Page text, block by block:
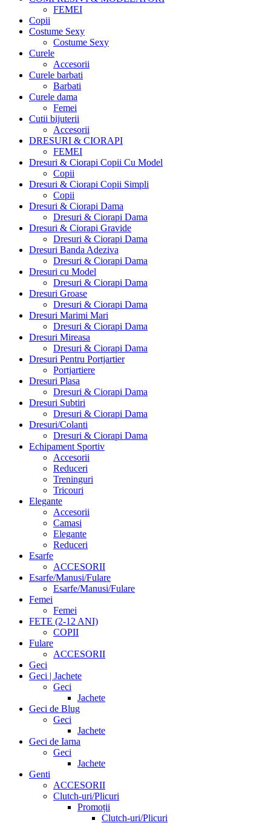
FEMEI
Copii
Costume Sexy
Costume Sexy
Curele
Accesorii
Curele barbati
Barbati
Curele dama
Femei
Cutii bijuterii
Accesorii
DRESURI & CIORAPI
FEMEI
Dresuri & Ciorapi Copii Cu Model
Copii
Dresuri & Ciorapi Copii Simpli
Copii
Dresuri & Ciorapi Dama
Dresuri & Ciorapi Dama
Dresuri & Ciorapi Gravide
Dresuri & Ciorapi Dama
Dresuri Banda Adeziva
Dresuri & Ciorapi Dama
Dresuri cu Model
Dresuri & Ciorapi Dama
Dresuri Groase
Dresuri & Ciorapi Dama
Dresuri Marimi Mari
Dresuri & Ciorapi Dama
Dresuri Mireasa
Dresuri & Ciorapi Dama
Dresuri Pentru Portjartier
Portjartiere
Dresuri Plasa
Dresuri & Ciorapi Dama
Dresuri Subtiri
Dresuri & Ciorapi Dama
Dresuri/Colanti
Dresuri & Ciorapi Dama
Echipament Sportiv
Accesorii
Reduceri
Treninguri
Tricouri
Elegante
Accesorii
Camasi
Elegante
Reduceri
Esarfe
ACCESORII
Esarfe/Manusi/Fulare
Esarfe/Manusi/Fulare
Femei
Femei
FETE (2-12 ANI)
COPII
Fulare
ACCESORII
Geci
Geci | Jachete
Geci
Jachete
Geci de Blug
Geci
Jachete
Geci de Iarna
Geci
Jachete
Genti
ACCESORII
Clutch-uri/Plicuri
Promoții
Clutch-uri/Plicuri